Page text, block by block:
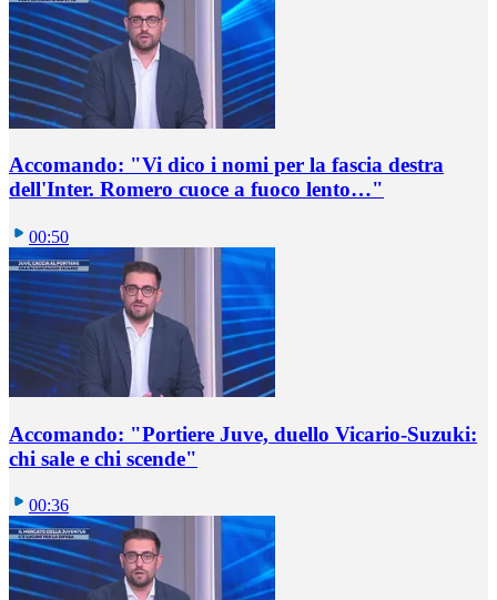
Accomando: "Vi dico i nomi per la fascia destra
dell'Inter. Romero cuoce a fuoco lento…"
00:50
Accomando: "Portiere Juve, duello Vicario-Suzuki:
chi sale e chi scende"
00:36